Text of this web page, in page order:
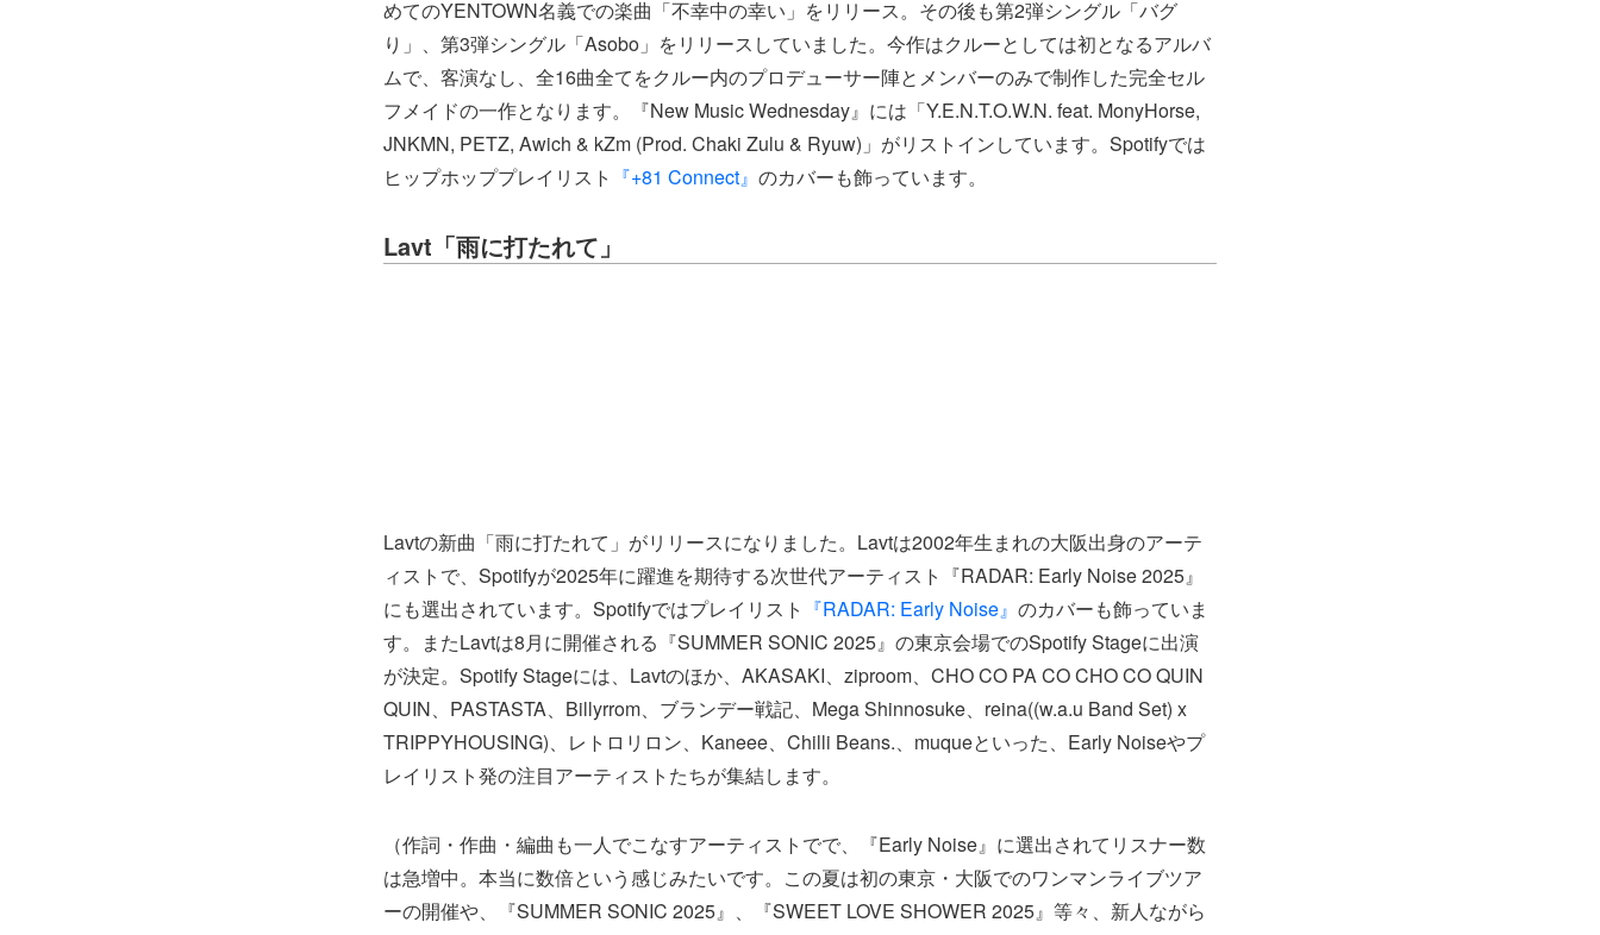
めてのYENTOWN名義での楽曲「不幸中の幸い」をリリース。その後も第2弾シングル「バグ
り」、第3弾シングル「Asobo」をリリースしていました。今作はクルーとしては初となるアルバ
ムで、客演なし、全16曲全てをクルー内のプロデューサー陣とメンバーのみで制作した完全セル
フメイドの一作となります。『New Music Wednesday』には「Y.E.N.T.O.W.N. feat. MonyHorse,
JNKMN, PETZ, Awich & kZm (Prod. Chaki Zulu & Ryuw)」がリストインしています。Spotifyでは
ヒップホッププレイリスト 『+81 Connect』 のカバーも飾っています。
Lavt「​雨に打たれて」
Lavtの新曲「雨に打たれて」がリリースになりました。Lavtは2002年生まれの大阪出身のアーテ
ィストで、Spotifyが2025年に躍進を期待する次世代アーティスト『RADAR: Early Noise 2025』
にも選出されています。Spotifyではプレイリスト 『RADAR: Early Noise』 のカバーも飾っていま
す。またLavtは8月に開催される『SUMMER SONIC 2025』の東京会場でのSpotify Stageに出演
が決定。Spotify Stageには、Lavtのほか、AKASAKI、ziproom、CHO CO PA CO CHO CO QUIN
QUIN、PASTASTA、Billyrrom、ブランデー戦記、Mega Shinnosuke、reina((w.a.u Band Set) x
TRIPPYHOUSING)、レトロリロン、Kaneee、Chilli Beans.、muqueといった、Early Noiseやプ
レイリスト発の注目アーティストたちが集結します。
（作詞・作曲・編曲も一人でこなすアーティストでで、『Early Noise』に選出されてリスナー数
は急増中。本当に数倍という感じみたいです。この夏は初の東京・大阪でのワンマンライブツア
ーの開催や、『SUMMER SONIC 2025』、『SWEET LOVE SHOWER 2025』等々、新人ながら